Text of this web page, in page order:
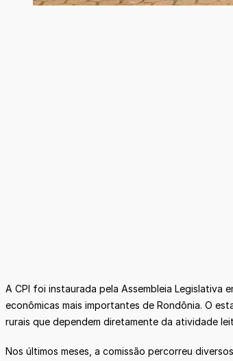
A CPI foi instaurada pela Assembleia
econômicas mais importantes de Rondônia. O
rurais que dependem diretamente da atividade
Nos últimos meses, a comissão percorreu